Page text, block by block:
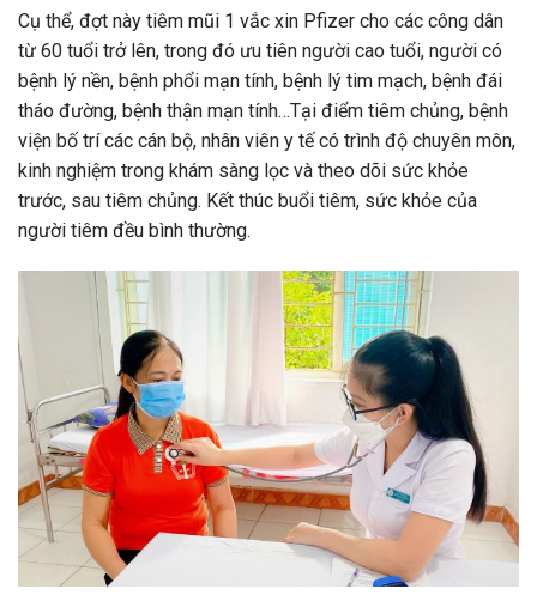
Cụ thể, đợt này tiêm mũi 1 vắc xin Pfizer cho các công dân
từ 60 tuổi trở lên, trong đó ưu tiên người cao tuổi, người có
bệnh lý nền, bệnh phổi mạn tính, bệnh lý tim mạch, bệnh đái
tháo đường, bệnh thận mạn tính…Tại điểm tiêm chủng, bệnh
viện bố trí các cán bộ, nhân viên y tế có trình độ chuyên môn,
kinh nghiệm trong khám sàng lọc và theo dõi sức khỏe
trước, sau tiêm chủng. Kết thúc buổi tiêm, sức khỏe của
người tiêm đều bình thường.